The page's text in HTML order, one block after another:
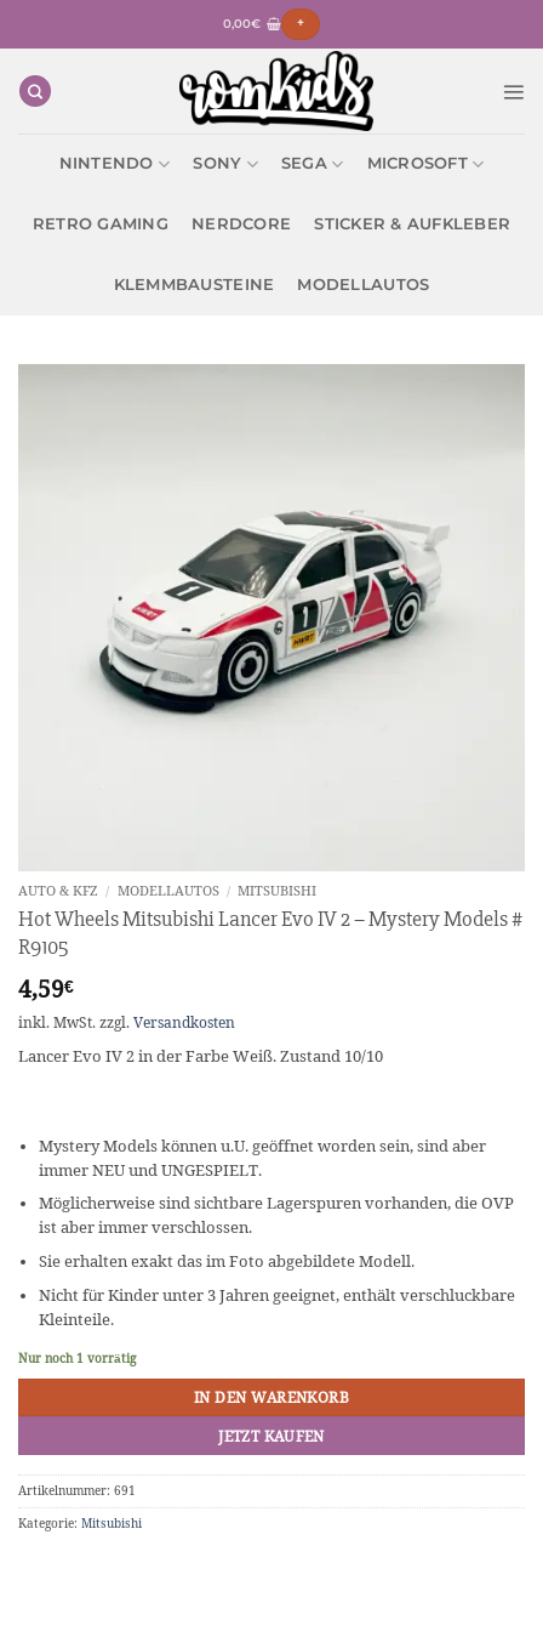
0,00€ +
NINTENDO SONY SEGA MICROSOFT
RETRO GAMING NERDCORE STICKER & AUFKLEBER
KLEMMBAUSTEINE MODELLAUTOS
AUTO & KFZ / MODELLAUTOS / MITSUBISHI
Hot Wheels Mitsubishi Lancer Evo IV 2 – Mystery Models #
R9105
4,59€
inkl. MwSt. zzgl. Versandkosten
Lancer Evo IV 2 in der Farbe Weiß. Zustand 10/10
Mystery Models können u.U. geöffnet worden sein, sind aber
immer NEU und UNGESPIELT.
Möglicherweise sind sichtbare Lagerspuren vorhanden, die OVP
ist aber immer verschlossen.
Sie erhalten exakt das im Foto abgebildete Modell.
Nicht für Kinder unter 3 Jahren geeignet, enthält verschluckbare
Kleinteile.
Nur noch 1 vorrätig
IN DEN WARENKORB
JETZT KAUFEN
Artikelnummer: 691
Kategorie: Mitsubishi